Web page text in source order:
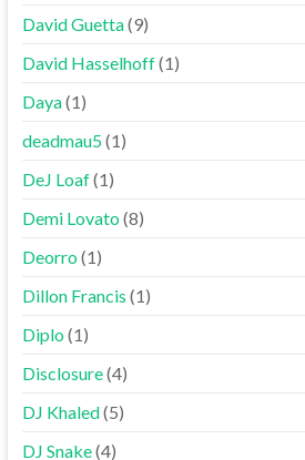
David Guetta(9)
David Hasselhoff(1)
Daya(1)
deadmau5(1)
DeJ Loaf(1)
Demi Lovato(8)
Deorro(1)
Dillon Francis (1)
Diplo(1)
Disclosure(4)
DJ Khaled(5)
DJ Snake(4)